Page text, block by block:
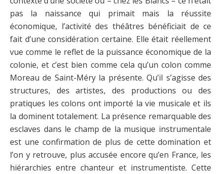
pas la naissance qui primait mais la réussite
économique, l’activité des théâtres bénéficiait de ce
fait d’une considération certaine. Elle était réellement
vue comme le reflet de la puissance économique de la
colonie, et c’est bien comme cela qu’un colon comme
Moreau de Saint-Méry la présente. Qu’il s’agisse des
structures, des artistes, des productions ou des
pratiques les colons ont importé la vie musicale et ils
la dominent totalement. La présence remarquable des
esclaves dans le champ de la musique instrumentale
est une confirmation de plus de cette domination et
l’on y retrouve, plus accusée encore qu’en France, les
hiérarchies entre chanteur et instrumentiste. Cette